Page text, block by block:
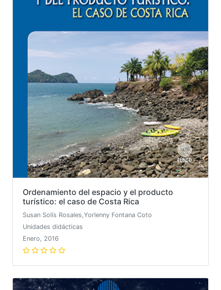
Ordenamiento del espacio y el producto
turístico: el caso de Costa Rica
Susan Solís Rosales,Yorlenny Fontana Coto
Unidades didácticas
Enero, 2016